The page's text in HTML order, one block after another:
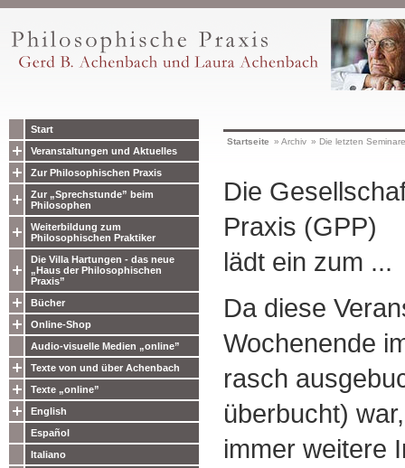
Start
Veranstaltungen und Aktuelles
Zur Philosophischen Praxis
Zur „Sprechstunde” beim
Philosophen
Weiterbildung zum
Philosophischen Praktiker
Die Villa Hartungen - das neue
„Haus der Philosophischen
Praxis”
Bücher
Online-Shop
Audio-visuelle Medien „online”
Texte von und über Achenbach
Texte „online”
English
Español
Italiano
Startseite » Archiv » Die letzten Seminare
Die
Praxis (GPP)
lädt ein zum ...
Da diese
Wochenende
rasch
überbucht)
immer weitere